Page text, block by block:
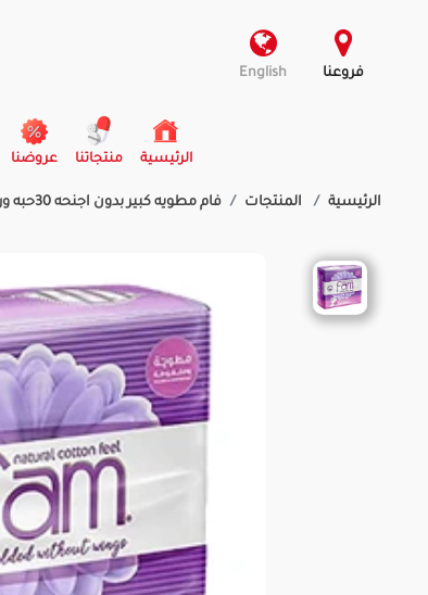
فروعنا English
الرئيسية
(current) منتجاتنا عروضنا
الرئيسية المنتجات فام مطويه كبير بدون اجنحه 30حبه وردي